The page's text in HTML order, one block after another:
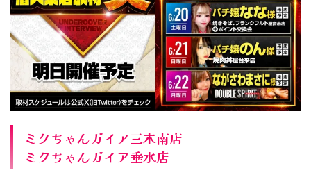
ミクちゃんガイア三木南店
ミクちゃんガイア垂水店